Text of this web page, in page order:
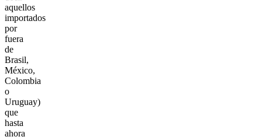
aquellos
importados
por
fuera
de
Brasil,
México,
Colombia
o
Uruguay)
que
hasta
ahora